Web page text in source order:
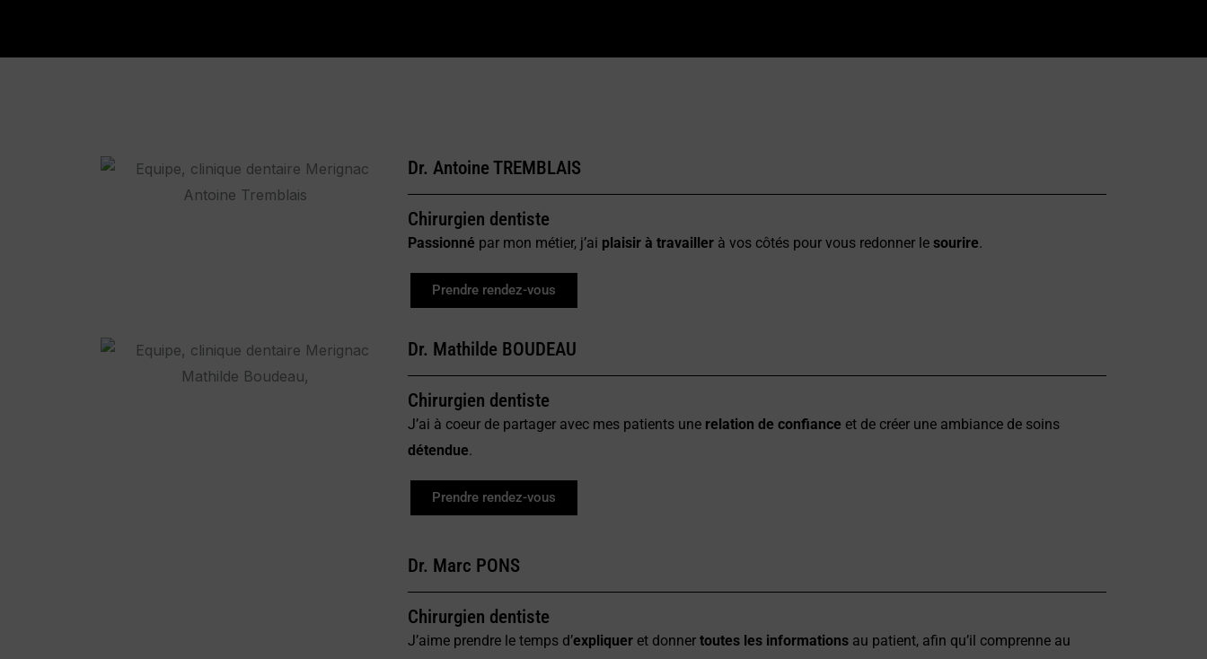
Dr. Antoine TREMBLAIS
Chirurgien dentiste
Passionné par mon métier, j’ai plaisir à travailler à vos côtés pour vous redonner le sourire.
Prendre rendez-vous
Dr. Mathilde BOUDEAU
Chirurgien dentiste
J’ai à coeur de partager avec mes patients une relation de confiance et de créer une ambiance de soins
détendue.
Prendre rendez-vous
Dr. Marc PONS
Chirurgien dentiste
J’aime prendre le temps d’expliquer et donner toutes les informations au patient, afin qu’il comprenne au